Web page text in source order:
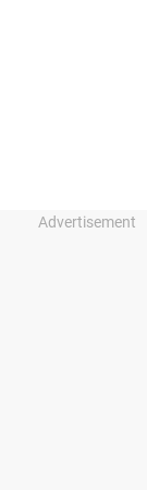
Advertisement